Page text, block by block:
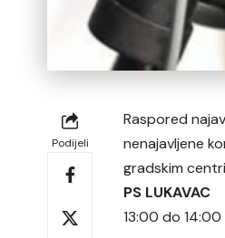
Podijeli
Raspored
nenajavljene
gradskim
PS LUKAVAC
13:00 do